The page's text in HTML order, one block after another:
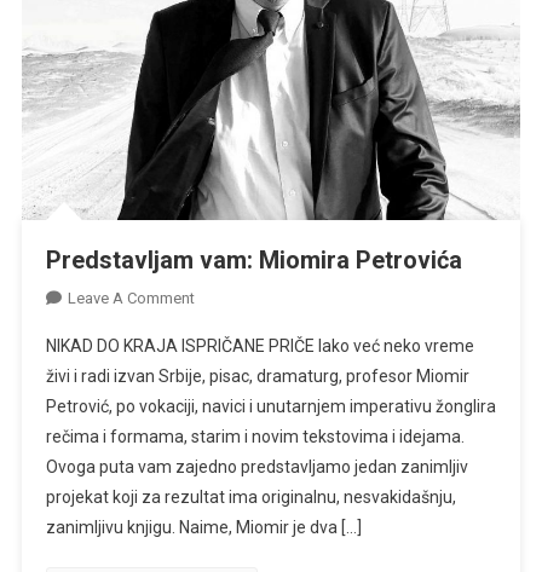
Predstavljam vam: Miomira Petrovića
Leave A CommentOn
Vam:
Miomira
Petrovića
NIKAD DO KRAJA ISPRIČANE PRIČE Iako već neko vreme
živi i radi izvan Srbije, pisac, dramaturg, profesor Miomir
Petrović, po vokaciji, navici i unutarnjem imperativu žonglira
rečima i formama, starim i novim tekstovima i idejama.
Ovoga puta vam zajedno predstavljamo jedan zanimljiv
projekat koji za rezultat ima originalnu, nesvakidašnju,
zanimljivu knjigu. Naime, Miomir je dva […]